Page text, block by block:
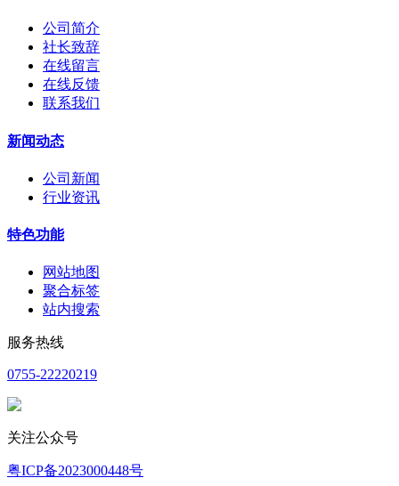
公司简介
社长致辞
在线留言
在线反馈
联系我们
新闻动态
公司新闻
行业资讯
特色功能
网站地图
聚合标签
站内搜索
服务热线
0755-22220219
关注公众号
粤ICP备2023000448号